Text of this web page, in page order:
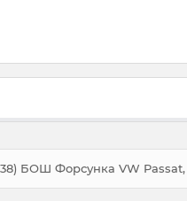
БОШ Форсунка VW Passat,